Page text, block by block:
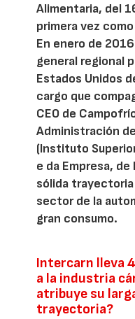
Alimentaria, del
primera vez
En enero de
general regional
Estados Unidos
cargo que
CEO de
Administración
(Instituto
e da Empresa,
sólida trayectoria
sector de la
gran consumo.
Intercarn lleva
a la industria
atribuye su
trayectoria?